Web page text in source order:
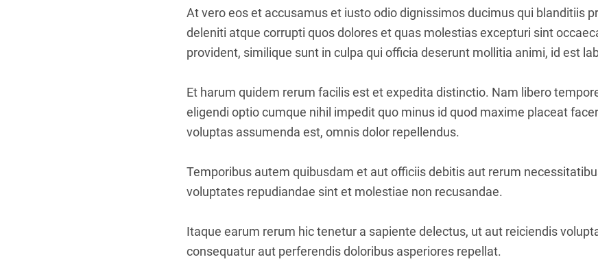
At vero eos et accusamus et iusto odio dignissimos ducimus qui blanditiis
deleniti atque corrupti quos dolores et quas molestias excepturi sint
provident, similique sunt in culpa qui officia deserunt mollitia animi, id est
Et harum quidem rerum facilis est et expedita distinctio. Nam libero
eligendi optio cumque nihil impedit quo minus id quod maxime placeat
voluptas assumenda est, omnis dolor repellendus.
Temporibus autem quibusdam et aut officiis debitis aut rerum
voluptates repudiandae sint et molestiae non recusandae.
Itaque earum rerum hic tenetur a sapiente delectus, ut aut reiciendis
consequatur aut perferendis doloribus asperiores repellat.